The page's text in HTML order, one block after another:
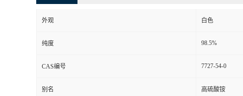
外观 白色
纯度 98.5%
CAS编号 7727-54-0
别名 高硫酸铵